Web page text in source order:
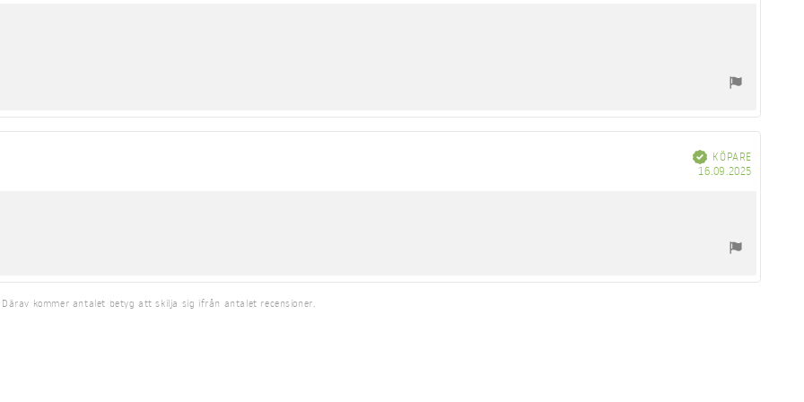
Bekräftad
KÖPARE
16.09.2025
kommer antalet betyg att skilja sig ifrån antalet recensioner.